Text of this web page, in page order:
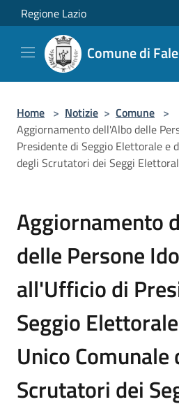
Salta al contenuto principale
Regione Lazio
Comune di
Home > Notizie > Comune >
Aggiornamento dell'Albo delle
Presidente di Seggio Elettorale e
degli Scrutatori dei Seggi
Aggiornamento
delle Persone
all'Ufficio di
Seggio
Unico Comunale
Scrutatori dei